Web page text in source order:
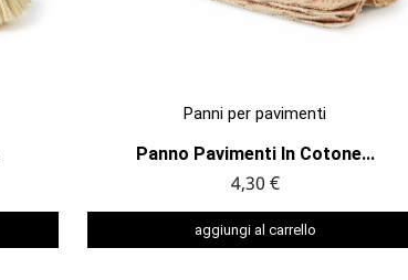
Panni per pavimenti
Panno Pavimenti In Cotone...
4,30 €
aggiungi al carrello
ANTEPRIMA